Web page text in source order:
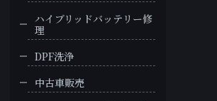
ハイブリッドバッテリー修
理
DPF洗浄
中古車販売